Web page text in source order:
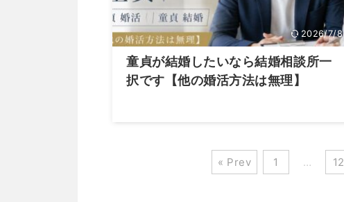
2026/7/8
童貞が結婚したいなら結婚相談所一
択です【他の婚活方法は無理】
« Prev 1 … 12